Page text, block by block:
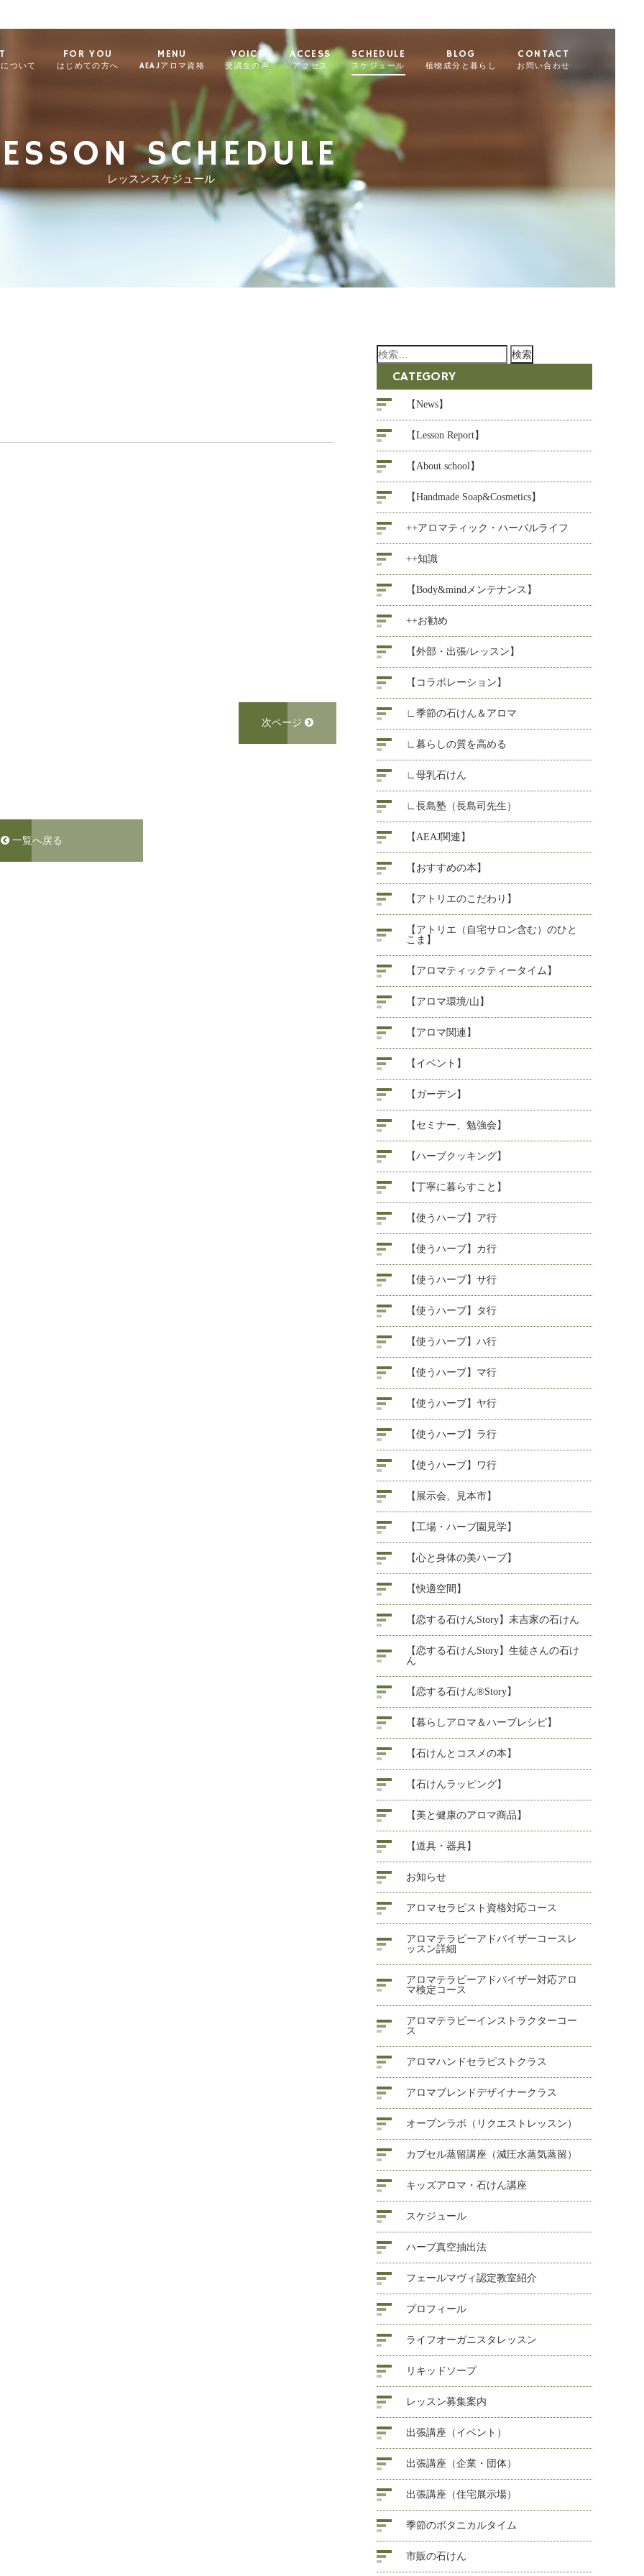
ついて
FOR YOU
はじめての方へ
MENU
AEAJアロマ資格
VOICE
受講生の声
ACCESS
アクセス
SCHEDULE
スケジュール
BLOG
植物成分と暮らし
CONTACT
お問い合わせ
SCHEDULE
レッスンスケジュール
次ページ
一覧へ戻る
検
CATEGORY
【News】
【Lesson Report】
【About school】
【Handmade Soap&Cosmetics】
++アロマティック・ハーバルライフ
++知識
【Body&mindメンテナンス】
++お勧め
【外部・出張/レッスン】
【コラボレーション】
∟季節の石けん＆アロマ
∟暮らしの質を高める
∟母乳石けん
∟長島塾（長島司先生）
【AEAJ関連】
【おすすめの本】
【アトリエのこだわり】
【アトリエ（自宅サロン含む）のひと
こま】
【アロマティックティータイム】
【アロマ環境/山】
【アロマ関連】
【イベント】
【ガーデン】
【セミナー、勉強会】
【ハーブクッキング】
【丁寧に暮らすこと】
【使うハーブ】ア行
【使うハーブ】カ行
【使うハーブ】サ行
【使うハーブ】タ行
【使うハーブ】ハ行
【使うハーブ】マ行
【使うハーブ】ヤ行
【使うハーブ】ラ行
【使うハーブ】ワ行
【展示会、見本市】
【工場・ハーブ園見学】
【心と身体の美ハーブ】
【快適空間】
【恋する石けんStory】末吉家の石けん
【恋する石けんStory】生徒さんの石け
ん
【恋する石けん®Story】
【暮らしアロマ＆ハーブレシピ】
【石けんとコスメの本】
【石けんラッピング】
【美と健康のアロマ商品】
【道具・器具】
お知らせ
アロマセラピスト資格対応コース
アロマテラピーアドバイザーコースレ
ッスン詳細
アロマテラピーアドバイザー対応アロ
マ検定コース
アロマテラピーインストラクターコー
ス
アロマハンドセラピストクラス
アロマブレンドデザイナークラス
オープンラボ（リクエストレッスン）
カプセル蒸留講座（減圧水蒸気蒸留）
キッズアロマ・石けん講座
スケジュール
ハーブ真空抽出法
フェールマヴィ認定教室紹介
プロフィール
ライフオーガニスタレッスン
リキッドソープ
レッスン募集案内
出張講座（イベント）
出張講座（企業・団体）
出張講座（住宅展示場）
季節のボタニカルタイム
市販の石けん